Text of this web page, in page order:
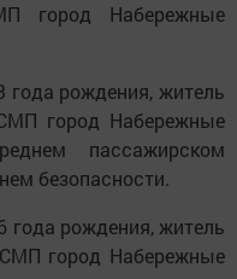
город Набережные
года рождения, житель
город Набережные
пассажирском
безопасности.
года рождения, житель
город Набережные